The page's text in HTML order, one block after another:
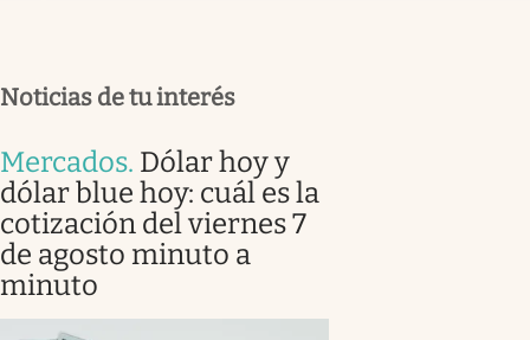
Noticias de tu interés
Mercados. Dólar hoy y
dólar blue hoy: cuál es la
cotización del viernes 7
de agosto minuto a
minuto